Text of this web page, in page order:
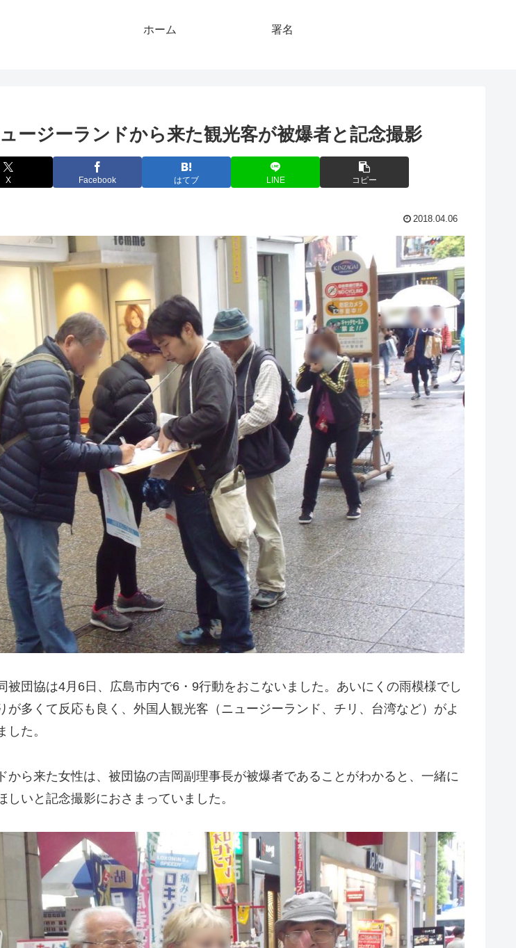
ホーム 署名
ュージーランドから来た観光客が被爆者と記念撮影
X Facebook はてブ LINE コピー
2018.04.06
被団協は4月6日、広島市内で6・9行動をおこないました。あいにくの雨模様でし
が多くて反応も良く、外国人観光客（ニュージーランド、チリ、台湾など）がよ
した。
から来た女性は、被団協の吉岡副理事長が被爆者であることがわかると、一緒に
しいと記念撮影におさまっていました。